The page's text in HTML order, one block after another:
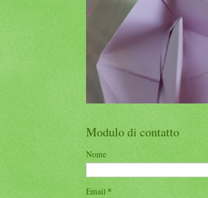
Modulo di contatto
Nome
Email*